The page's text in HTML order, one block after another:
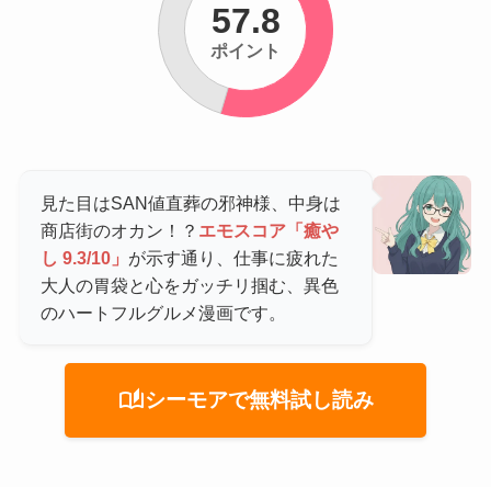
見た目はSAN値直葬の邪神様、中身は
商店街のオカン！？ エモスコア「癒や
し 9.3/10」 が示す通り、仕事に疲れた
大人の胃袋と心をガッチリ掴む、異色
のハートフルグルメ漫画です。
auto_storiesシーモアで無料試し読み
57.8
ポイント